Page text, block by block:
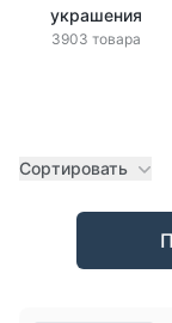
украшения
3903 товара
Сортировать
Товары